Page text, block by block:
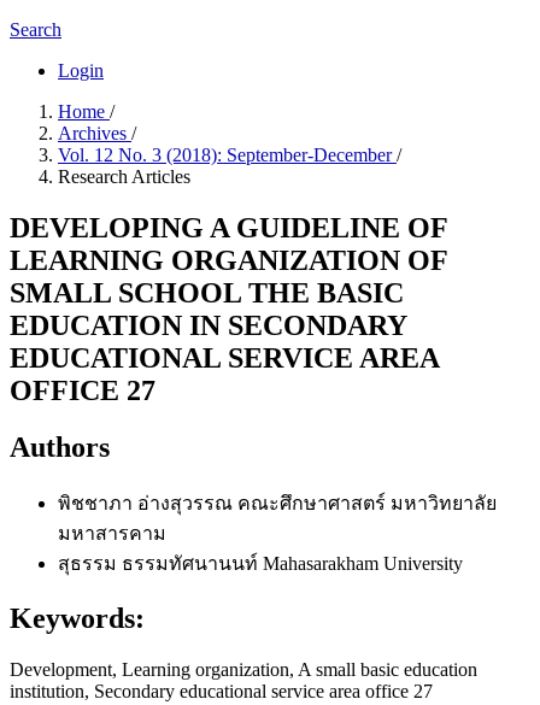
Search
Login
Home /
Archives /
Vol. 12 No. 3 (2018): September-December/
Research Articles
DEVELOPING A GUIDELINE OF
LEARNING ORGANIZATION OF
SMALL SCHOOL THE BASIC
EDUCATION IN SECONDARY
EDUCATIONAL SERVICE AREA
OFFICE 27
Authors
พิชชาภา อ่างสุวรรณ คณะศึกษาศาสตร์ มหาวิทยาลัย
มหาสารคาม
สุธรรม ธรรมทัศนานนท์ Mahasarakham University
Keywords:
Development, Learning organization, A small basic education
institution, Secondary educational service area office 27